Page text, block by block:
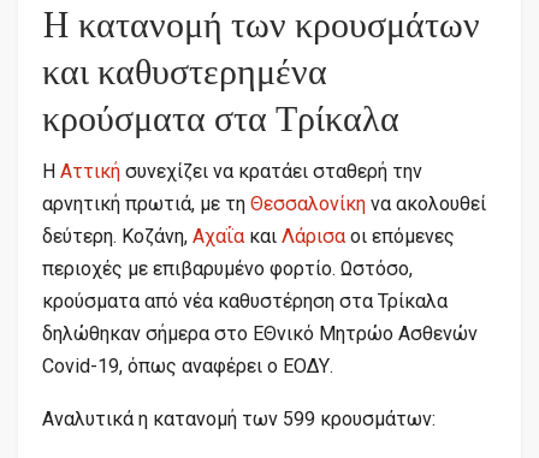
H κατανομή των κρουσμάτων
και καθυστερημένα
κρούσματα στα Τρίκαλα
Η Αττική συνεχίζει να κρατάει σταθερή την
αρνητική πρωτιά, με τη Θεσσαλονίκη να ακολουθεί
δεύτερη. Κοζάνη, Αχαΐα και Λάρισα οι επόμενες
περιοχές με επιβαρυμένο φορτίο. Ωστόσο,
κρούσματα από νέα καθυστέρηση στα Τρίκαλα
δηλώθηκαν σήμερα στο ΕΘνικό Μητρώο Ασθενών
Covid-19, όπως αναφέρει ο ΕΟΔΥ.
Αναλυτικά η κατανομή των 599 κρουσμάτων: